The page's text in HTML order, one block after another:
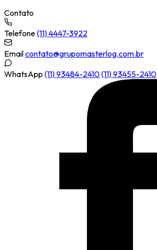
Contato
Telefone(11) 4447-3922
Emailcontato@grupomasterlog.com.br
WhatsApp (11) 93484-2410(11) 93455-2410